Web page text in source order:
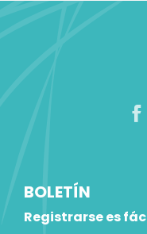
BOLETÍN
Registrarse es